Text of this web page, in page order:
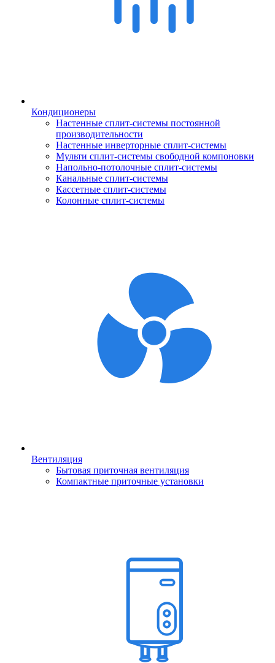
Кондиционеры
Настенные сплит-системы постоянной
производительности
Настенные инверторные сплит-системы
Мульти сплит-системы свободной компоновки
Напольно-потолочные сплит-системы
Канальные сплит-системы
Кассетные сплит-системы
Колонные сплит-системы
Вентиляция
Бытовая приточная вентиляция
Компактные приточные установки